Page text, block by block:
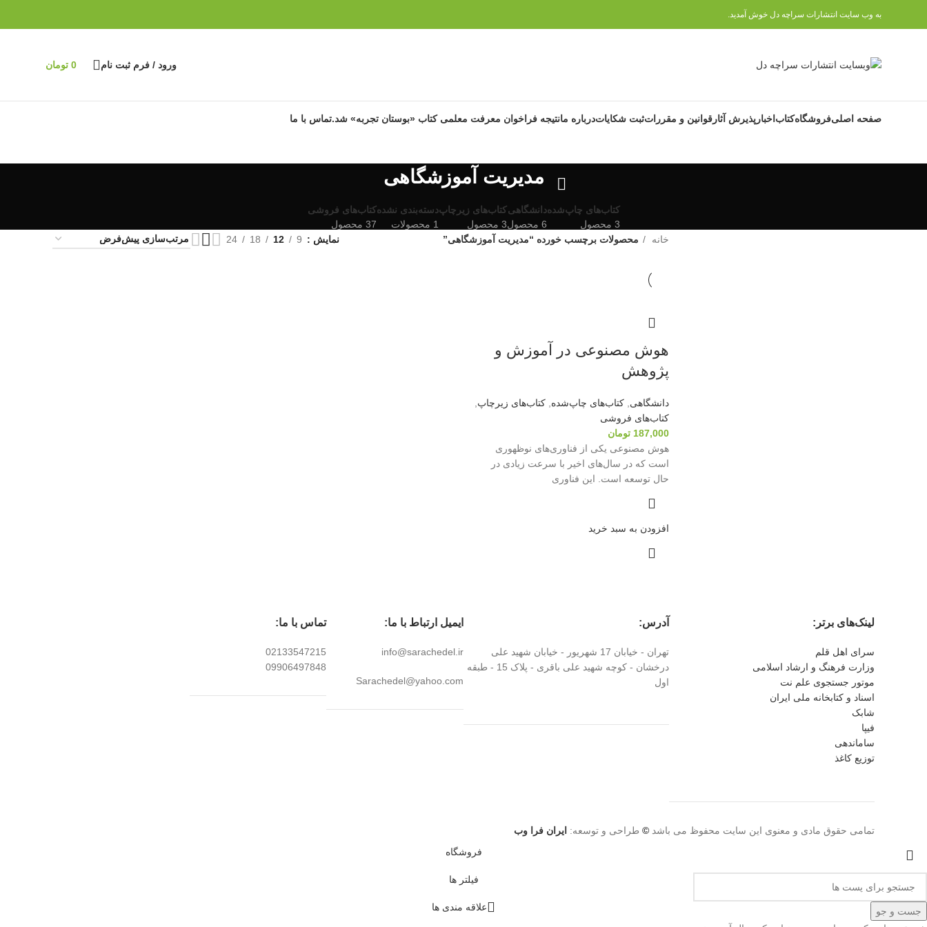
به وب سایت انتشارات سراچه دل خوش آمدید.
ورود / فرم ثبت نام 0 تومان
صفحه اصلیفروشگاهکتاب اخبار پذیرش آثار قوانین و مقرراتثبت شکایاتدرباره مانتیجه فراخوان معرفت معلمی کتاب «بوستان تجربه» شد.تماس با ما
مدیریت آموزشگاهی
کتاب‌های چاپ‌شده
3 محصول
دانشگاهی
6 محصول
کتاب‌های زیرچاپ
3 محصول
دسته‌بندی نشده
1 محصولات
کتاب‌های فروشی
37 محصول
خانه
محصولات برچسب خورده “مدیریت آموزشگاهی” نمایش 9
12
18
24
هوش مصنوعی در آموزش و
پژوهش
دانشگاهی کتاب‌های چاپ‌شده کتاب‌های زیرچاپ
کتاب‌های فروشی
187,000 تومان
هوش مصنوعی یکی از فناوری‌های نوظهوری
است که در سال‌های اخیر با سرعت زیادی در
حال توسعه است. این فناوری
افزودن به سبد خرید
لینک‌های برتر:
سرای اهل قلم
وزارت فرهنگ و ارشاد اسلامی
موتور جستجوی علم نت
اسناد و کتابخانه ملی ایران
شابک
فیپا
ساماندهی
توزیع کاغذ
آدرس:
تهران - خیابان 17 شهریور - خیابان شهید علی
درخشان - کوچه شهید علی باقری - پلاک 15 - طبقه
اول
ایمیل ارتباط با ما:
info@sarachedel.ir
Sarachedel@yahoo.com
تماس با ما:
02133547215
09906497848
تمامی حقوق مادی و معنوی این سایت محفوظ می باشد © طراحی و توسعه: ایران فرا وب
جست و جو
فروشگاه
فیلتر ها
علاقه مندی ها